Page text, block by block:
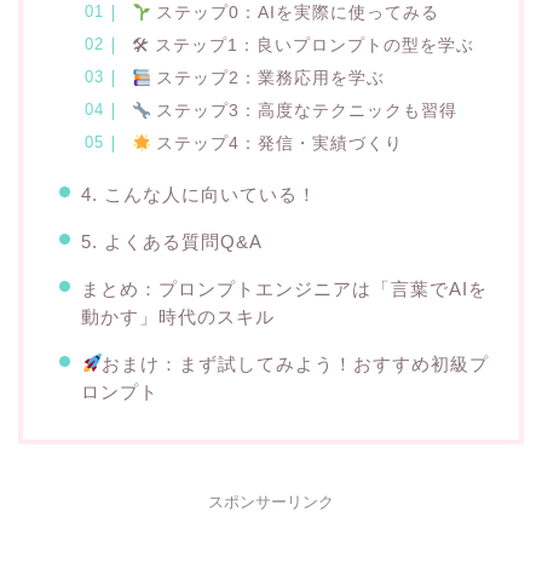
ステップ0：AIを実際に使ってみる
🛠 ステップ1：良いプロンプトの型を学ぶ
ステップ2：業務応用を学ぶ
ステップ3：高度なテクニックも習得
ステップ4：発信・実績づくり
4. こんな人に向いている！
5. よくある質問Q&A
まとめ：プロンプトエンジニアは「言葉でAIを
動かす」時代のスキル
おまけ：まず試してみよう！おすすめ初級プ
ロンプト
スポンサーリンク